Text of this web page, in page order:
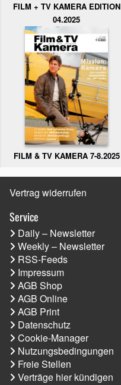
FILM + TV KAMERA EDITION
04.2025
FILM & TV KAMERA 7-8.2025
Vertrag widerrufen
Service
Daily – Newsletter
Weekly – Newsletter
RSS-Feeds
Impressum
AGB Shop
AGB Online
AGB Print
Datenschutz
Cookie-Manager
Nutzungsbedingungen
Freie Stellen
Verträge hier kündigen